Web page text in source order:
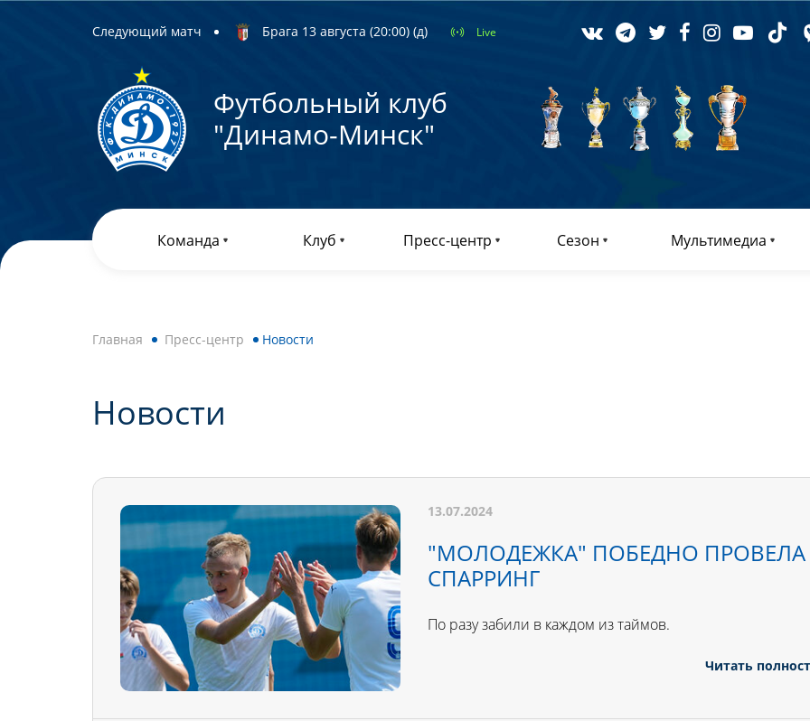
Следующий матч Брага 13 августа (20:00) (д) Live
Футбольный клуб
"Динамо-Минск"
Команда Клуб Пресс-центр Сезон Мультимедиа
Главная Пресс-центр Новости
Новости
13.07.2024
"МОЛОДЕЖКА" ПОБЕДНО ПРОВЕЛА
СПАРРИНГ
По разу забили в каждом из таймов.
Читать